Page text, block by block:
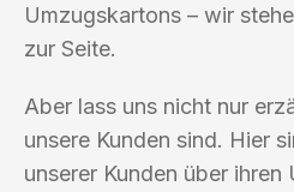
Umzugskartons – wir
zur Seite.
Aber lass uns nicht nur
unsere Kunden sind. Hier
unserer Kunden über